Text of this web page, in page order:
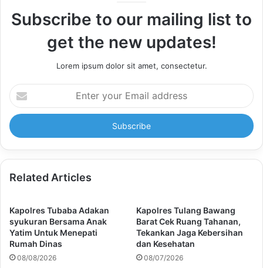
Subscribe to our mailing list to
get the new updates!
Lorem ipsum dolor sit amet, consectetur.
Enter
your
Email
address
Related Articles
Kapolres Tubaba Adakan
syukuran Bersama Anak
Yatim Untuk Menepati
Rumah Dinas
08/08/2026
Kapolres Tulang Bawang
Barat Cek Ruang Tahanan,
Tekankan Jaga Kebersihan
dan Kesehatan
08/07/2026